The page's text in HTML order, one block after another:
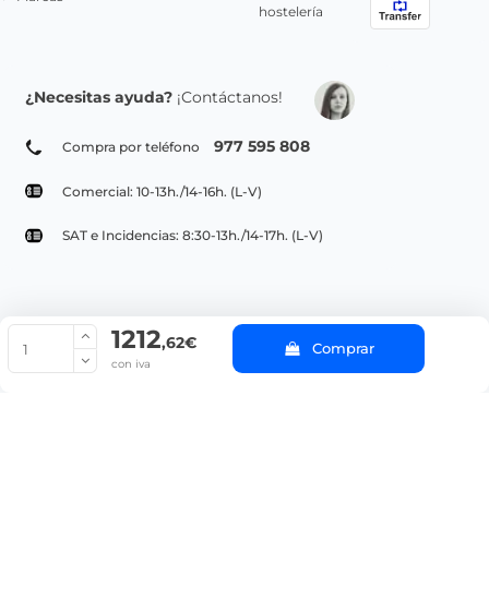
1212,62€
con iva
Comprar
hostelería
¿Necesitas ayuda? ¡Contáctanos!
Compra por teléfono 977 595 808
Comercial: 10-13h./14-16h. (L-V)
SAT e Incidencias: 8:30-13h./14-17h. (L-V)
© Copyright 2022 PepeBar.com |
Aviso legal y
Condiciones generales de compra |